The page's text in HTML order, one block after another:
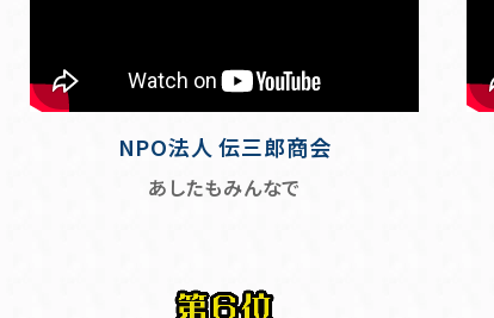
NPO法人 伝三郎商会
あしたもみんなで